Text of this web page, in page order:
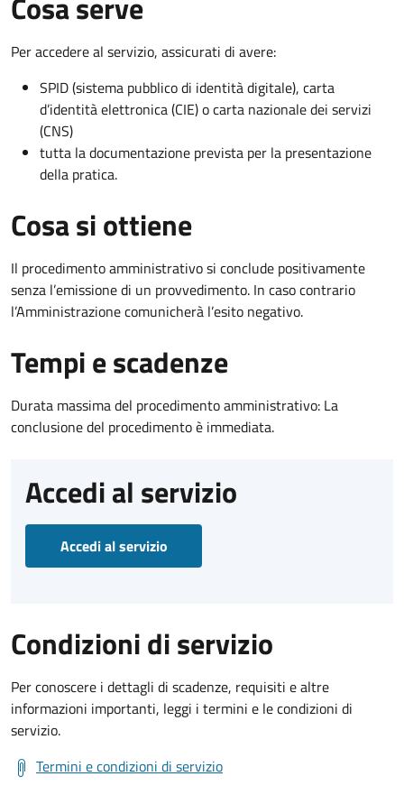
Per accedere al servizio, assicurati di avere:
SPID (sistema pubblico di identità digitale), carta
d’identità elettronica (CIE) o carta nazionale dei servizi
(CNS)
tutta la documentazione prevista per la presentazione
della pratica.
Cosa si ottiene
Il procedimento amministrativo si conclude positivamente
senza l’emissione di un provvedimento. In caso contrario
l’Amministrazione comunicherà l’esito negativo.
Tempi e scadenze
Durata massima del procedimento amministrativo: La
conclusione del procedimento è immediata.
Accedi al servizio
Accedi al servizio
Condizioni di servizio
Per conoscere i dettagli di scadenze, requisiti e altre
informazioni importanti, leggi i termini e le condizioni di
servizio.
Termini e condizioni di servizio